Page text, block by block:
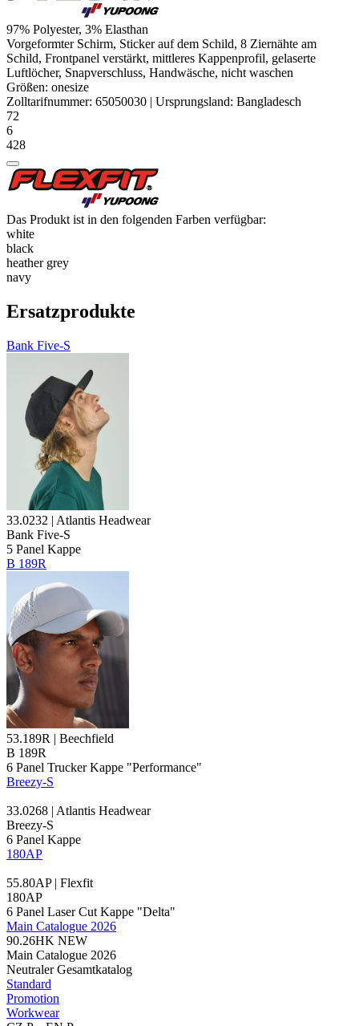
97% Polyester, 3% Elasthan
Vorgeformter Schirm, Sticker auf dem Schild, 8 Ziernähte am
Schild, Frontpanel verstärkt, mittleres Kappenprofil, gelaserte
Luftlöcher, Snapverschluss, Handwäsche, nicht waschen
Größen: onesize
Zolltarifnummer: 65050030 | Ursprungsland: Bangladesch
72
6
428
Das Produkt ist in den folgenden Farben verfügbar:
white
black
heather grey
navy
Ersatzprodukte
Bank Five-S
33.0232 | Atlantis Headwear
Bank Five-S
5 Panel Kappe
B 189R
53.189R | Beechfield
B 189R
6 Panel Trucker Kappe "Performance"
Breezy-S
33.0268 | Atlantis Headwear
Breezy-S
6 Panel Kappe
180AP
55.80AP | Flexfit
180AP
6 Panel Laser Cut Kappe "Delta"
Main Catalogue 2026
90.26HK NEW
Main Catalogue 2026
Neutraler Gesamtkatalog
Standard
Promotion
Workwear